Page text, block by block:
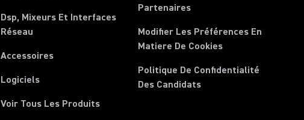
Dsp, Mixeurs Et Interfaces
Réseau
Accessoires
Logiciels
Voir Tous Les Produits
Partenaires
Modifier Les Préférences En
Matiere De Cookies
Politique De Confidentialité
Des Candidats